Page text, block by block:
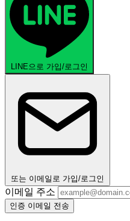
LINE으로 가입/로그인
또는 이메일로 가입/로그인
이메일 주소
인증 이메일 전송